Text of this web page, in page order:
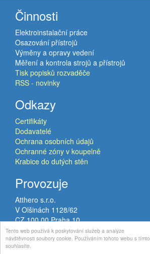
Tento web používá k poskytování služeb a analýze
návštěvnosti soubory cookie. Používáním tohoto webu s tímto
souhlasíte.
Činnosti
Elektroinstalační práce
Osazování přístrojů
Výměny a opravy vedení
Měření a kontrola strojů a přístrojů
Tisk popisků rozvaděče
RSS - novinky
Odkazy
Certifikáty
Dodavatelé
Ochrana osobních údajů
Ochranné zóny v koupelně
Krabice do dutých stěn
Provozuje
Atthero s.r.o.
V Olšinách 1128/62
CZ 100 00 Praha 10
VAT: CZ02120224
© Copyright 2015-2026